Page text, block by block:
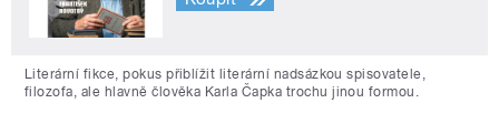
Literární fikce, pokus přiblížit literární nadsázkou spisovatele,
filozofa, ale hlavně člověka Karla Čapka trochu jinou formou.